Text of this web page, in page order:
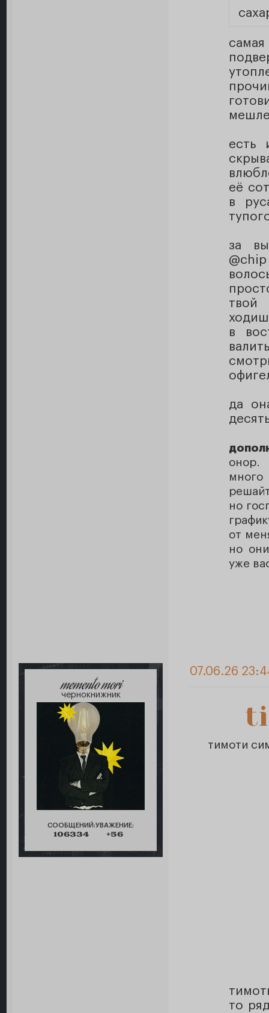
есть
её
в
за
твой
в
да
онор.
но
от
но
уже
memento mori
чернокнижник
СООБЩЕНИЙ:
106334
УВАЖЕНИЕ:
+56
07.06.26
тимоти
то